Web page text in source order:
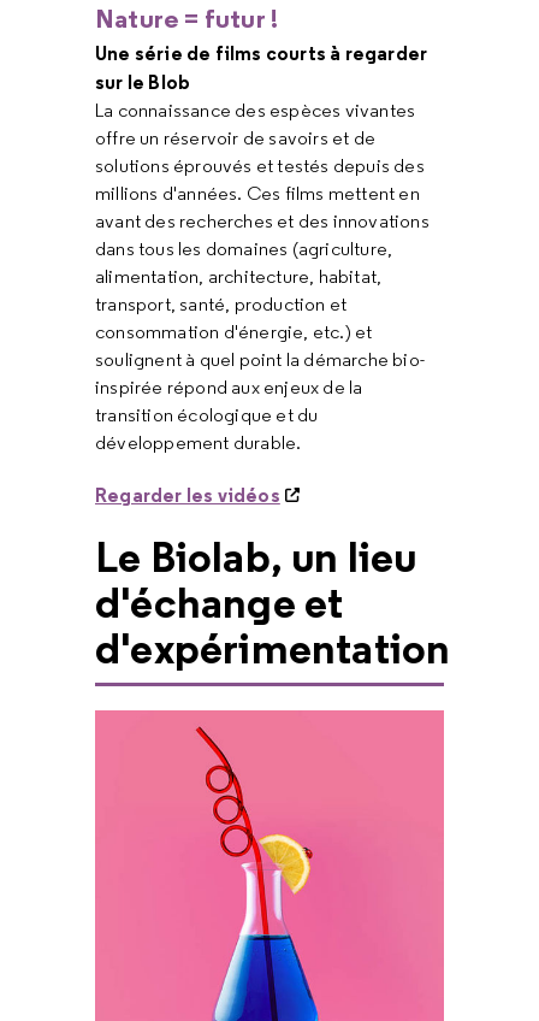
Nature = futur !
Une série de films courts à regarder
sur le Blob
La connaissance des espèces vivantes
offre un réservoir de savoirs et de
solutions éprouvés et testés depuis des
millions d'années. Ces films mettent en
avant des recherches et des innovations
dans tous les domaines (agriculture,
alimentation, architecture, habitat,
transport, santé, production et
consommation d'énergie, etc.) et
soulignent à quel point la démarche bio-
inspirée répond aux enjeux de la
transition écologique et du
développement durable.
Regarder les vidéos
Le Biolab, un lieu
d'échange et
d'expérimentation